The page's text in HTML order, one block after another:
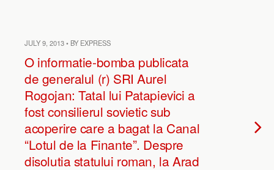
JULY 9, 2013 • BY EXPRESS
O informatie-bomba publicata
de generalul (r) SRI Aurel
Rogojan: Tatal lui Patapievici a
fost consilierul sovietic sub
acoperire care a bagat la Canal
“Lotul de la Finante”. Despre
disolutia statului roman, la Arad